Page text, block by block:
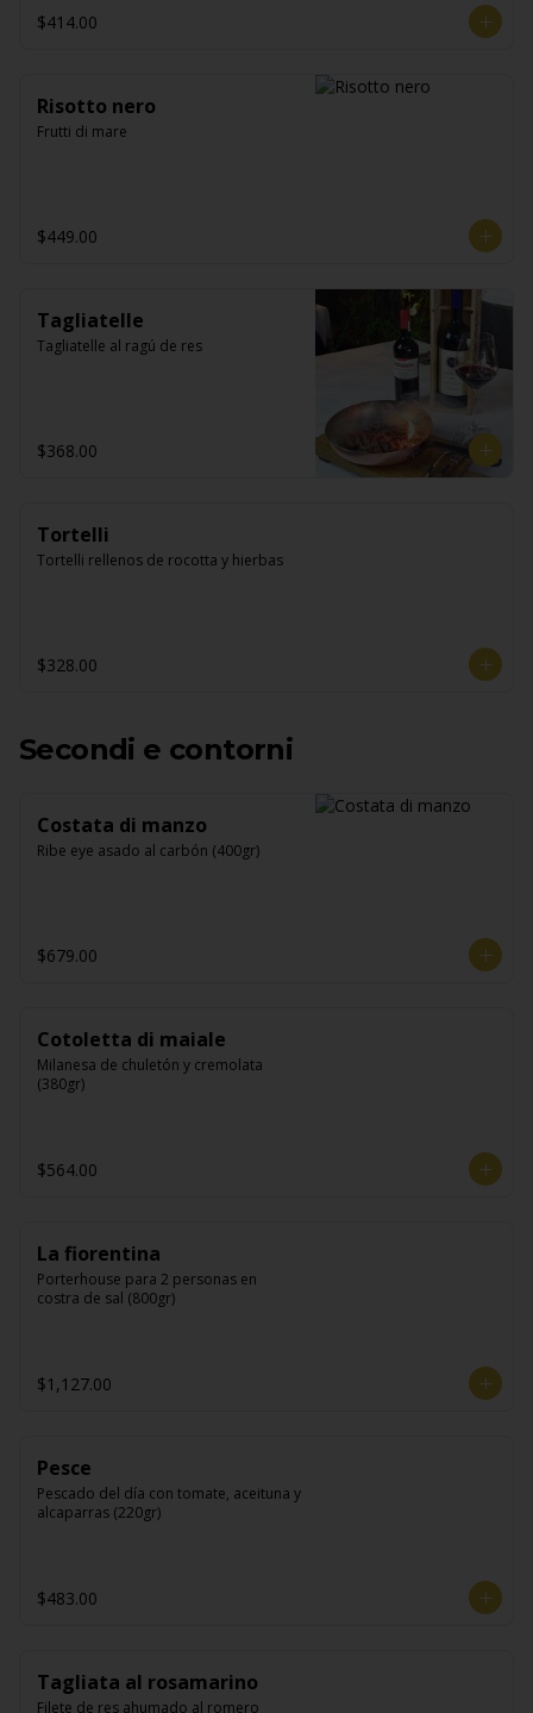
$414.00
Risotto nero
Frutti di mare
$449.00
Tagliatelle
Tagliatelle al ragú de res
$368.00
Tortelli
Tortelli rellenos de rocotta y hierbas
$328.00
Secondi e contorni
Costata di manzo
Ribe eye asado al carbón (400gr)
$679.00
Cotoletta di maiale
Milanesa de chuletón y cremolata
(380gr)
$564.00
La fiorentina
Porterhouse para 2 personas en
costra de sal (800gr)
$1,127.00
Pesce
Pescado del día con tomate, aceituna y
alcaparras (220gr)
$483.00
Tagliata al rosamarino
Filete de res ahumado al romero